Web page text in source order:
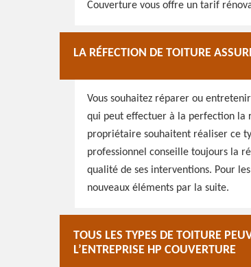
Couverture vous offre un tarif
LA RÉFECTION DE TOITURE
Vous souhaitez réparer ou
qui peut effectuer à la perfection la
propriétaire souhaitent réaliser ce
professionnel conseille toujours la
qualité de ses interventions. Pour
nouveaux éléments par la suite.
TOUS LES TYPES DE TOITURE
L’ENTREPRISE HP COUVERTURE